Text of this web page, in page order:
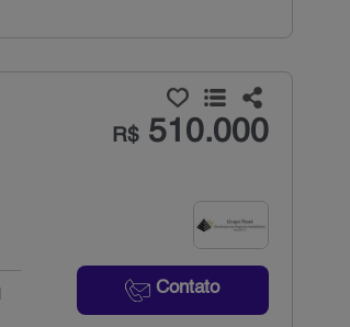
R$510.000
Contato